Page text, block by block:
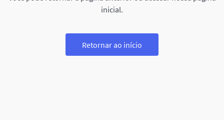
inicial.
Retornar ao início